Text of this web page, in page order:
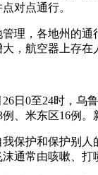
对点通行。
理，各地州的
，航空器上存在
日0至24时，乌
、米东区16例
保护和保护别
通常由咳嗽、打